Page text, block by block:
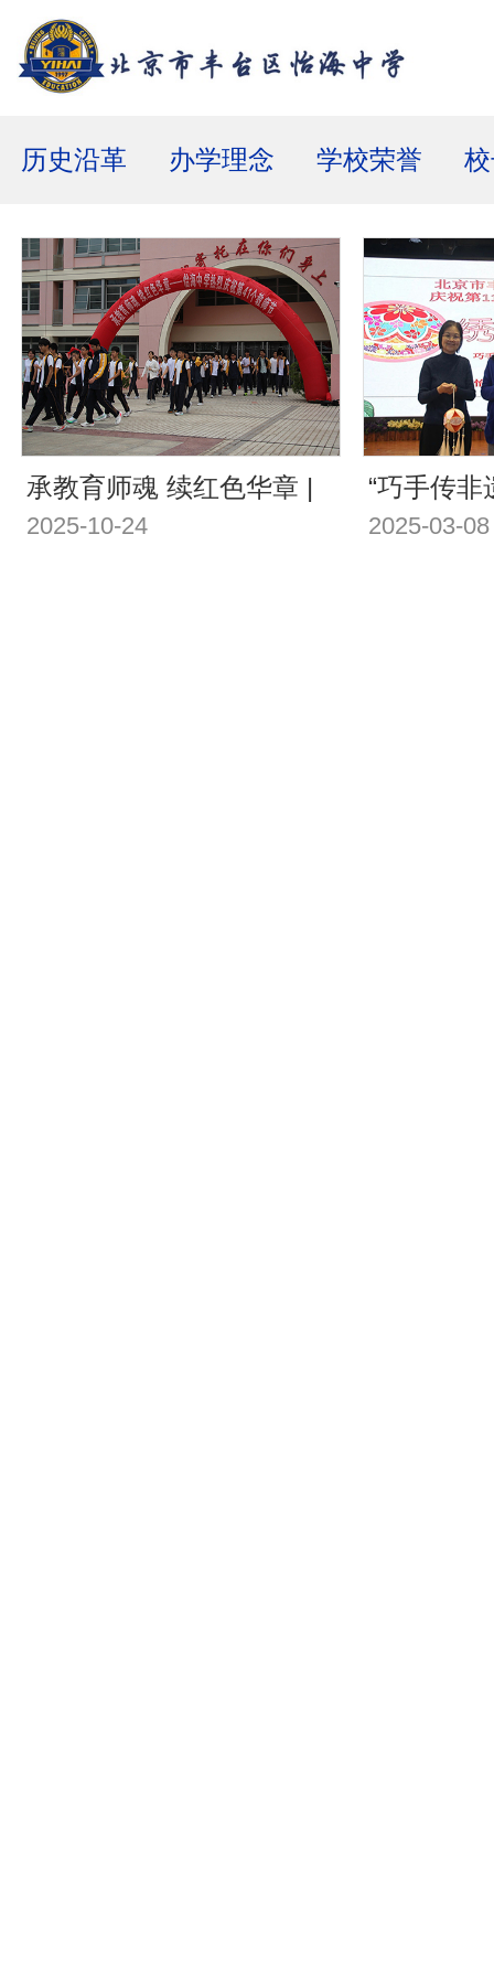
历史沿革 办学理念 学校荣誉
承教育师魂 续红色华章 |
怡海中学用光影书写教师
2025-10-24
“巧手传非
怡海中学
2025-03-08